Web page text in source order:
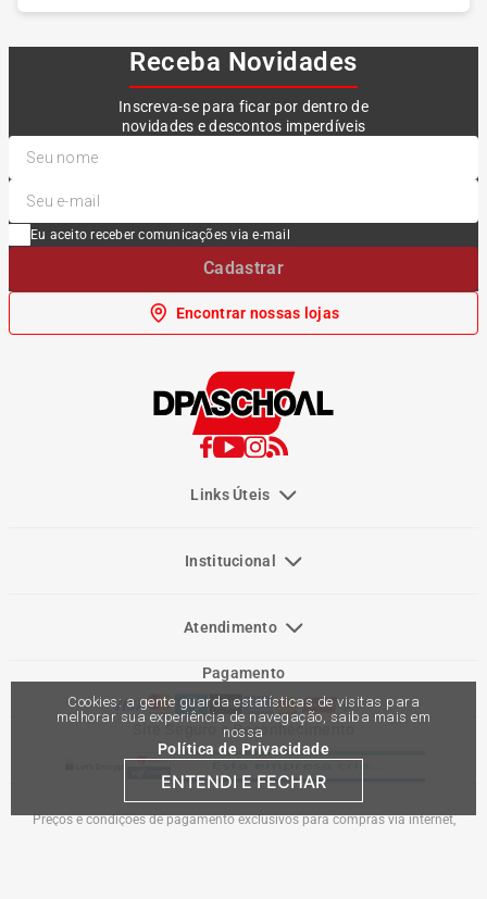
Cookies: a gente guarda estatísticas de visitas para
melhorar sua experiência de navegação, saiba mais em
nossa
Política de Privacidade
ENTENDI E FECHAR
Receba Novidades
Inscreva-se para ficar por dentro de
novidades e descontos imperdíveis
Eu aceito receber comunicações via e-mail
Cadastrar
Encontrar nossas lojas
Links Úteis
Institucional
Atendimento
Pagamento
Site Seguro e Reconhecimento
Preços e condições de pagamento exclusivos para compras via internet,